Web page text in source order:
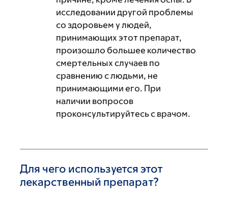
исследовании другой проблемы
со здоровьем у людей,
принимающих этот препарат,
произошло большее количество
смертельных случаев по
сравнению с людьми, не
принимающими его. При
наличии вопросов
проконсультируйтесь с врачом.
Для чего используется этот
лекарственный препарат?